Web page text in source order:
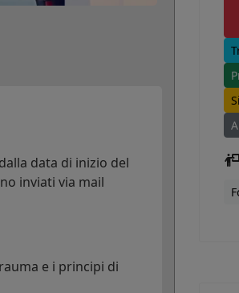
data di inizio del
inviati via mail
e i principi di